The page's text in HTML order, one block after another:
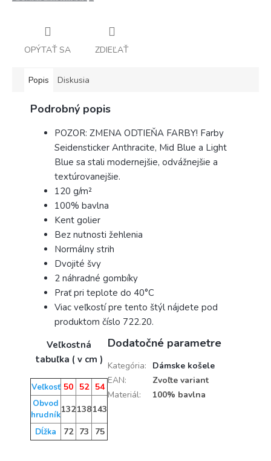
OPÝTAŤ SA ZDIEĽAŤ
Popis Diskusia
Podrobný popis
POZOR: ZMENA ODTIEŇA FARBY! Farby
Seidensticker Anthracite, Mid Blue a Light
Blue sa stali modernejšie, odvážnejšie a
textúrovanejšie.
120 g/m²
100% bavlna
Kent golier
Bez nutnosti žehlenia
Normálny strih
Dvojité švy
2 náhradné gombíky
Prať pri teplote do 40°C
Viac veľkostí pre tento štýl nájdete pod
produktom číslo 722.20.
Veľkostná
tabuľka ( v cm )
Veľkosť 50 52 54
Obvod
hrudník132138143
Dĺžka 72 73 75
Dodatočné parametre
Kategória:
Dámske košele
EAN:
Zvoľte variant
Materiál: 100% bavlna